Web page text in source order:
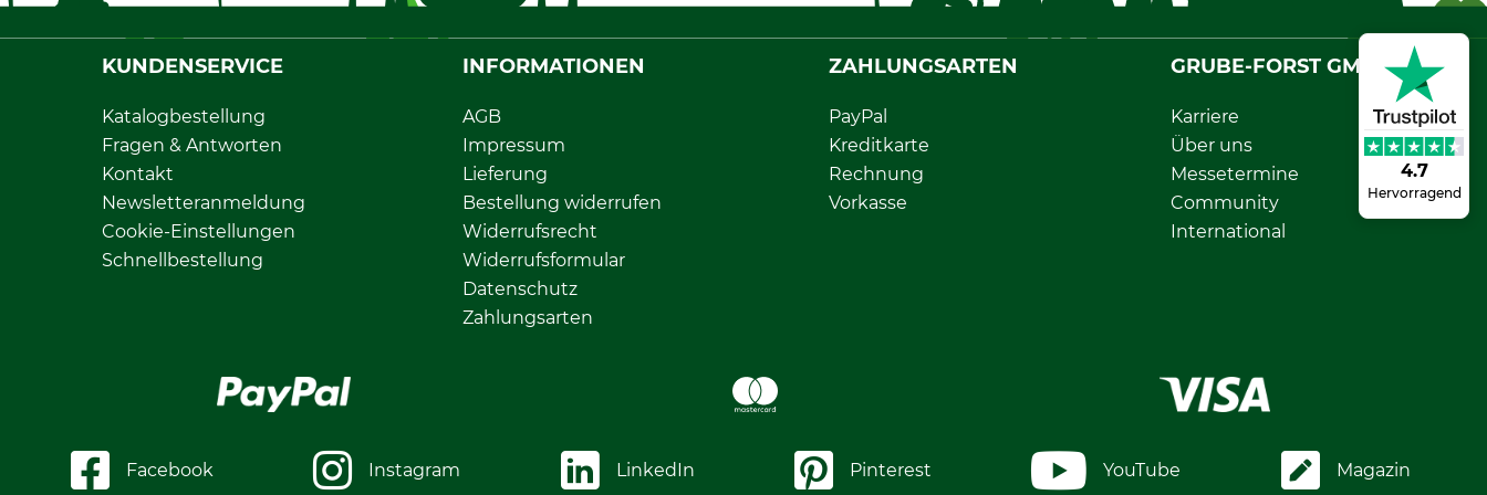
4.7
Hervorragend
KUNDENSERVICE
Katalogbestellung
Fragen & Antworten
Kontakt
Newsletteranmeldung
Cookie-Einstellungen
Schnellbestellung
INFORMATIONEN
AGB
Impressum
Lieferung
Bestellung widerrufen
Widerrufsrecht
Widerrufsformular
Datenschutz
Zahlungsarten
ZAHLUNGSARTEN
PayPal
Kreditkarte
Rechnung
Vorkasse
GRUBE-FORST GMBH
Karriere
Über uns
Messetermine
Community
International
Facebook Instagram LinkedIn Pinterest YouTube Magazin